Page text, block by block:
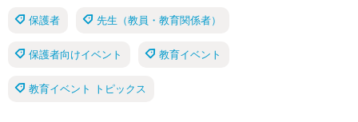
保護者 先生（教員・教育関係者）
保護者向けイベント 教育イベント
教育イベント トピックス